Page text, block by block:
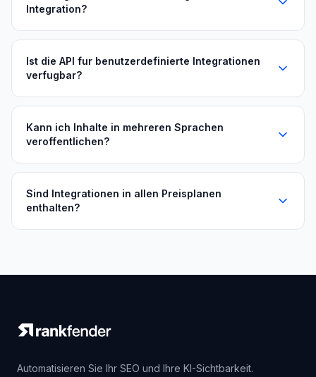
Integration?
Ist die API fur benutzerdefinierte Integrationen
verfugbar?
Kann ich Inhalte in mehreren Sprachen
veroffentlichen?
Sind Integrationen in allen Preisplanen
enthalten?
Automatisieren Sie Ihr SEO und Ihre KI-Sichtbarkeit.